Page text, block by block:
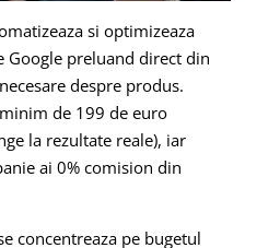
si optimizeaza
Google preluand direct din
despre produs.
de 199 de euro
la rezultate reale), iar
ai 0% comision din
concentreaza pe bugetul